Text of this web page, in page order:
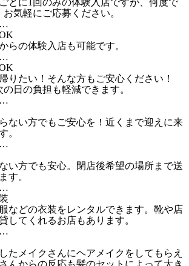
とに1回のみの体験入店ですが、何度で
お気軽にご応募ください。
…
らの体験入店も可能です。
…
りたい！そんな方もご安心ください！
日の負担も軽減できます。
…
ない方でもご安心を！近くまで迎えに来
。
…
い方でも安心。閉店後希望の場所まで送
す。
…
などの衣装をレンタルできます。靴や店
してくれるお店もあります。
…
たメイクさんにヘアメイクをしてもらえ
んからの反応も髪のセットによって大き